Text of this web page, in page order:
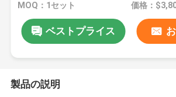
MOQ：1セット
ベストプライス
製品の説明